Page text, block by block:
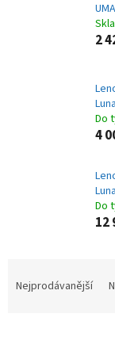
2
Do
4
Do
12
Nejprodávanější